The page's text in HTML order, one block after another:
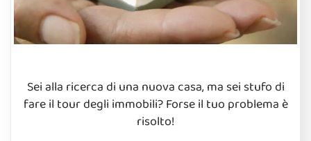
Sei alla ricerca di una nuova casa, ma sei stufo di
fare il tour degli immobili? Forse il tuo problema è
risolto!